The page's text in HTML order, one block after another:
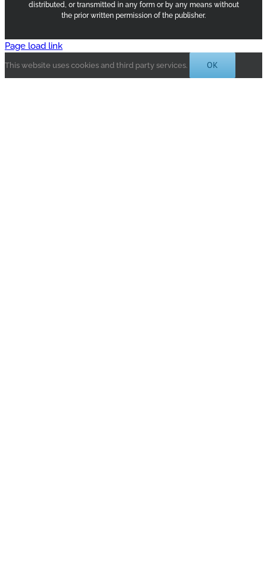
distributed, or transmitted in any form or by any means without
the prior written permission of the publisher.
Page load link
This website uses cookies and third party services. OK